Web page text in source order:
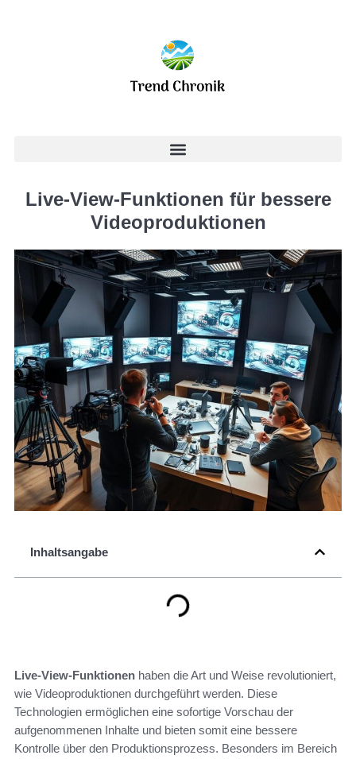
Live-View-Funktionen für bessere
Videoproduktionen
Inhaltsangabe
Live-View-Funktionen haben die Art und Weise revolutioniert,
wie Videoproduktionen durchgeführt werden. Diese
Technologien ermöglichen eine sofortige Vorschau der
aufgenommenen Inhalte und bieten somit eine bessere
Kontrolle über den Produktionsprozess. Besonders im Bereich